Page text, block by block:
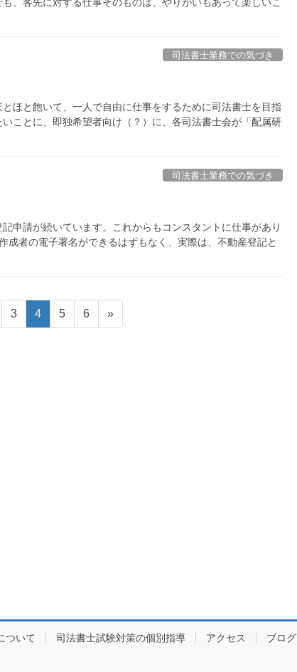
司法書士業務での気づき
ほと飽いて、一人で自由に仕事をするために司法書士を目指
ことに、即独希望者向け（？）に、各司法書士会が「配属研
司法書士業務での気づき
申請が続いています。これからもコンスタントに仕事があり
成者の電子署名ができるはずもなく、実際は、不動産登記と
固
定
3
固
定
4
固
定
5
固
定
6 »
ついて 司法書士試験対策の個別指導 アクセス ブログ